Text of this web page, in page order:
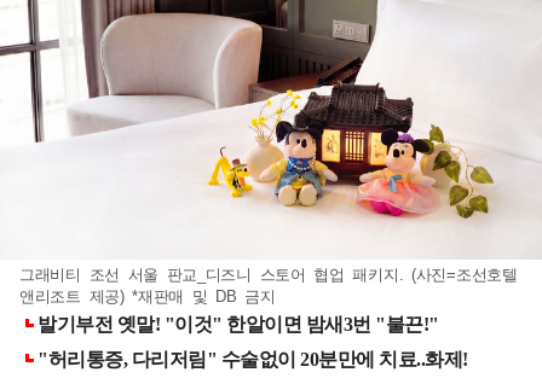
그래비티 조선 서울 판교_디즈니 스토어 협업 패키지. (사진=조선호텔
앤리조트 제공) *재판매 및 DB 금지